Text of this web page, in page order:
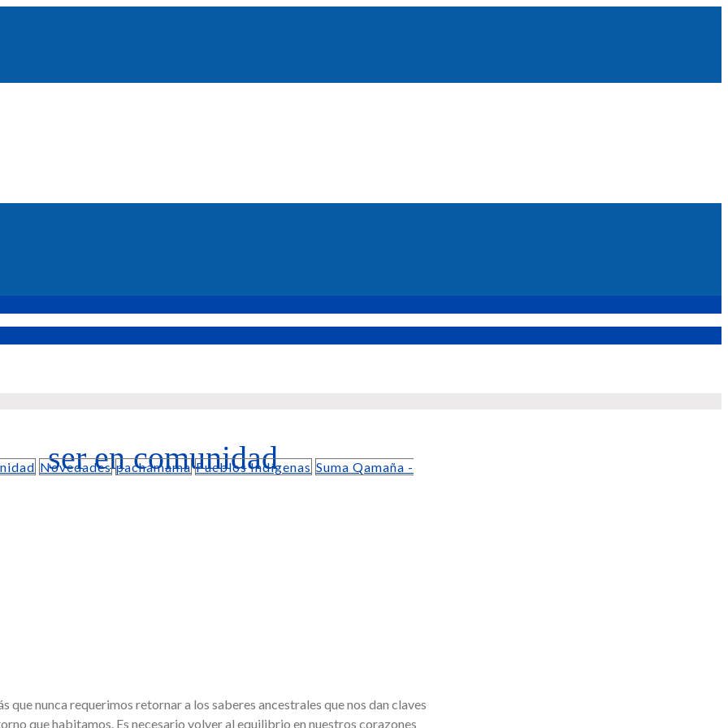
ser en comunidad
Novedades pachamama Pueblos Indígenas Suma Qamaña -
nunca requerimos retornar a los saberes ancestrales que nos dan claves
que habitamos. Es necesario volver al equilibrio en nuestros corazones